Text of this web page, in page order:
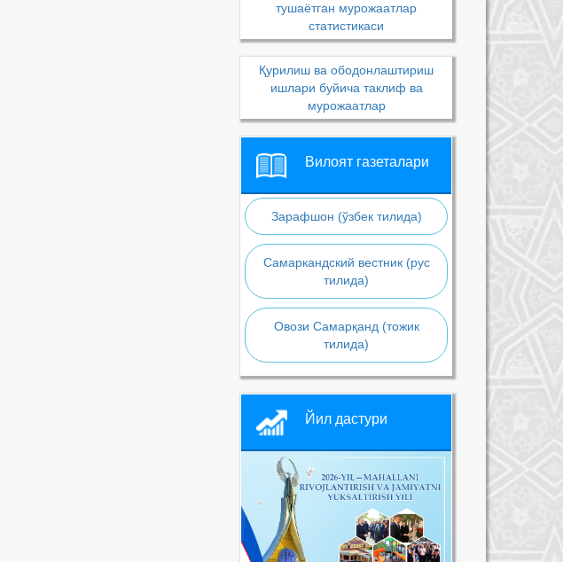
тушаётган мурожаатлар
статистикаси
Қурилиш ва ободонлаштириш
ишлари буйича таклиф ва
мурожаатлар
Вилоят газеталари
Зарафшон (ўзбек тилида)
Самаркандский вестник (рус
тилида)
Овози Самарқанд (тожик
тилида)
Йил дастури